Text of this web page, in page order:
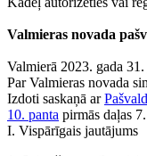
Valmieras novada
Valmierā 2023. gada
Par Valmieras novada
Izdoti saskaņā ar
10. panta pirmās daļas
I. Vispārīgais jautājums